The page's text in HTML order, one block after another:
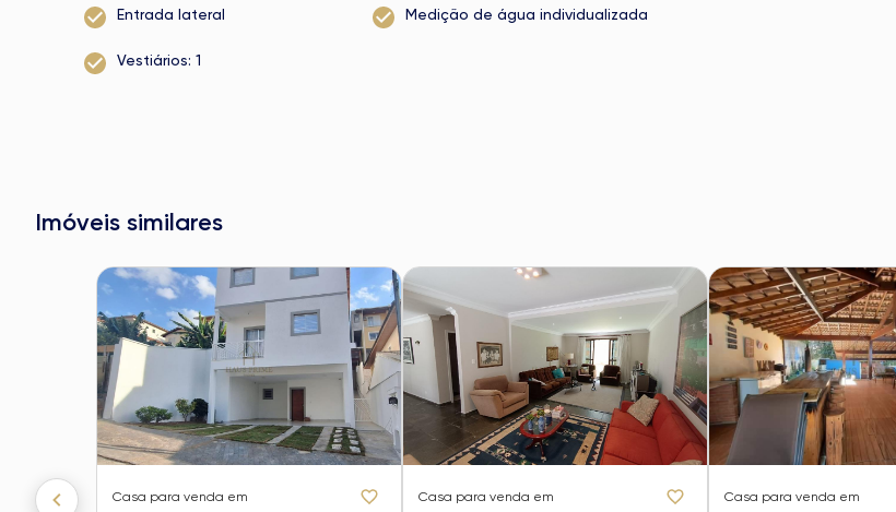
Entrada lateral Medição de água individualizada
Vestiários: 1
Imóveis similares
Casa para venda em Casa para venda em Casa para venda em